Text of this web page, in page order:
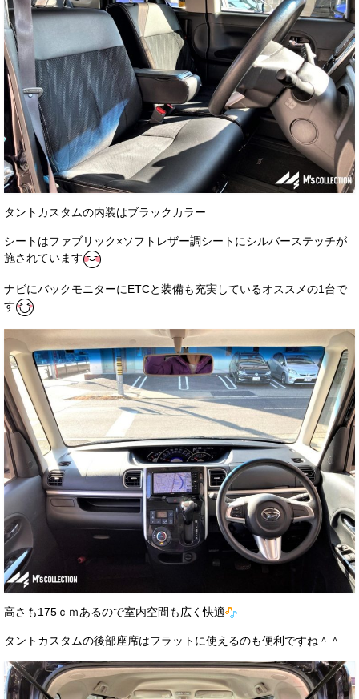
タントカスタムの内装はブラックカラー
シートはファブリック×ソフトレザー調シートにシルバーステッチが
施されています
ナビにバックモニターにETCと装備も充実しているオススメの1台で
す
高さも175ｃｍあるので室内空間も広く快適
タントカスタムの後部座席はフラットに使えるのも便利ですね＾＾